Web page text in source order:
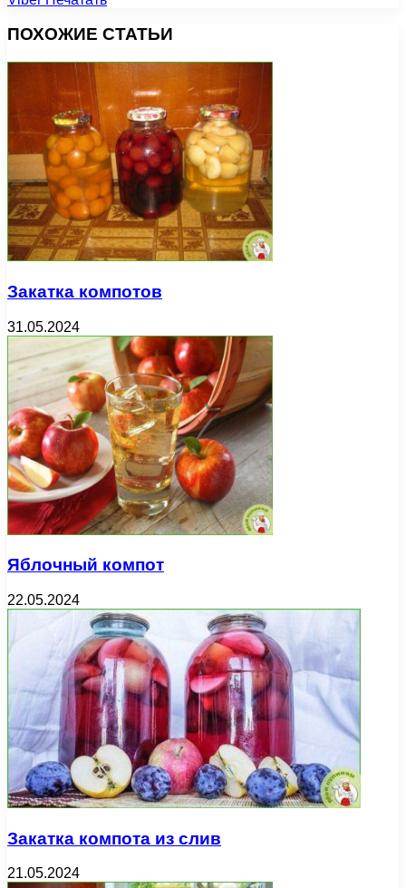
ПОХОЖИЕ СТАТЬИ
Закатка компотов
31.05.2024
Яблочный компот
22.05.2024
Закатка компота из слив
21.05.2024